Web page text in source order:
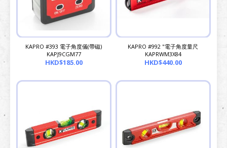
KAPRO #393 電子角度儀(帶磁)
KAPJ9CGM77
HKD$185.00
KAPRO #992 "電子角度量尺
KAPRWM3X84
HKD$440.00